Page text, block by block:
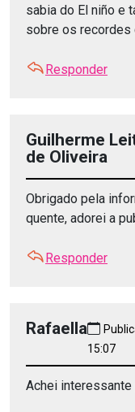
sabia do El niño e
sobre os recordes
Responder
Guilherme
de Oliveira
Obrigado pela
quente, adorei a
Responder
Rafaella
15:07
Achei